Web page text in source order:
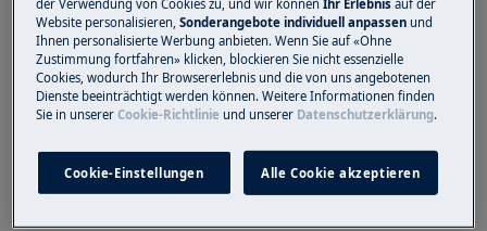
Verwenden Sie immer Schutzhandschuhe und
geschlossenes Schuhwerk.
Bitte beachten Sie, dass eine Selbstreparatur oder
eine nicht professionelle Reparatur Sicherheitsfolgen
der Verwendung von Cookies zu, und wir könnenIhr Erlebnisauf der
Website personalisieren,Sonderangebote individuell anpassen und
Ihnen personalisierte Werbung anbieten. Wenn Sie auf «Ohne
Zustimmung fortfahren» klicken, blockieren Sie nicht essenzielle
Cookies, wodurch Ihr Browsererlebnis und die von uns angebotenen
Dienste beeinträchtigt werden können. Weitere Informationen finden
Sie in unsererCookie-Richtlinie und unserer Datenschutzerklärung.
Cookie-Einstellungen Alle Cookie akzeptieren